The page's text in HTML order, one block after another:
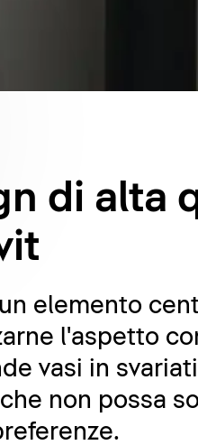
di alta
un elemento
l'aspetto
vasi in
non possa